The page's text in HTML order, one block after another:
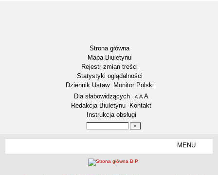
Strona główna
Mapa Biuletynu
Rejestr zmian treści
Statystyki oglądalności
Dziennik Ustaw
Monitor Polski
Menu dodatkowe
Dla słabowidzących A pomniejsz czcionkę
A standardowy rozmiar czcionki
A
Redakcja Biuletynu
Kontakt
Instrukcja obsługi
MENU
RODO – KLAUZULE INFORMACYJNE